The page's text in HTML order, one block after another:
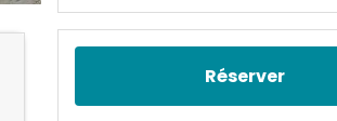
Réserver